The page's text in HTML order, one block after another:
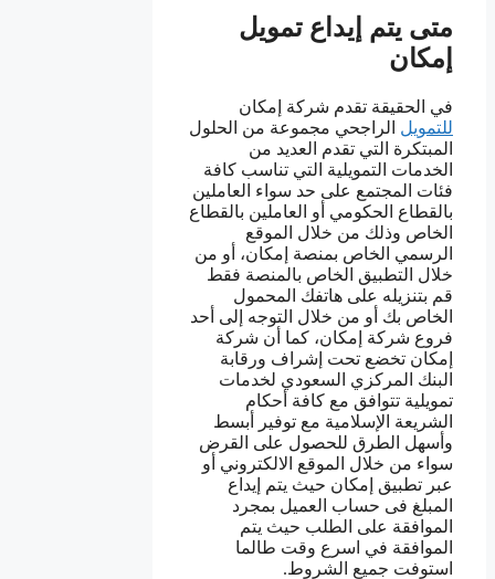
متى يتم إيداع تمويل
إمكان
في الحقيقة تقدم شركة إمكان
للتمويل الراجحي مجموعة من الحلول
المبتكرة التي تقدم العديد من
الخدمات التمويلية التي تناسب كافة
فئات المجتمع على حد سواء العاملين
بالقطاع الحكومي أو العاملين بالقطاع
الخاص وذلك من خلال الموقع
الرسمي الخاص بمنصة إمكان، أو من
خلال التطبيق الخاص بالمنصة فقط
قم بتنزيله على هاتفك المحمول
الخاص بك أو من خلال التوجه إلى أحد
فروع شركة إمكان، كما أن شركة
إمكان تخضع تحت إشراف ورقابة
البنك المركزي السعودي لخدمات
تمويلية تتوافق مع كافة أحكام
الشريعة الإسلامية مع توفير أبسط
وأسهل الطرق للحصول على القرض
سواء من خلال الموقع الالكتروني أو
عبر تطبيق إمكان حيث يتم إيداع
المبلغ فى حساب العميل بمجرد
الموافقة على الطلب حيث يتم
الموافقة في اسرع وقت طالما
استوفت جميع الشروط.